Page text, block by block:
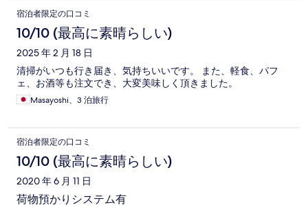
宿泊者限定の口コミ
10/10 (最高に素晴らしい)
2025 年 2 月 18 日
清掃がいつも行き届き、気持ちいいです。 また、軽食、パフ
ェ、お酒等も注文でき、大変美味しく頂きました。
Masayoshi、3 泊旅行
宿泊者限定の口コミ
10/10 (最高に素晴らしい)
2020 年 6 月 11 日
荷物預かりシステム有